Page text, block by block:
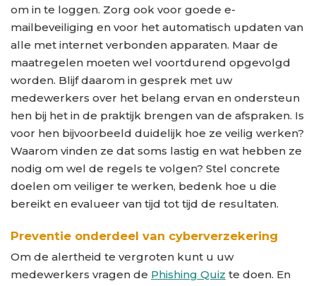
om in te loggen. Zorg ook voor goede e-
mailbeveiliging en voor het automatisch updaten van
alle met internet verbonden apparaten. Maar de
maatregelen moeten wel voortdurend opgevolgd
worden. Blijf daarom in gesprek met uw
medewerkers over het belang ervan en ondersteun
hen bij het in de praktijk brengen van de afspraken. Is
voor hen bijvoorbeeld duidelijk hoe ze veilig werken?
Waarom vinden ze dat soms lastig en wat hebben ze
nodig om wel de regels te volgen? Stel concrete
doelen om veiliger te werken, bedenk hoe u die
bereikt en evalueer van tijd tot tijd de resultaten.
Preventie onderdeel van cyberverzekering
Om de alertheid te vergroten kunt u uw
medewerkers vragen de Phishing Quiz te doen. En